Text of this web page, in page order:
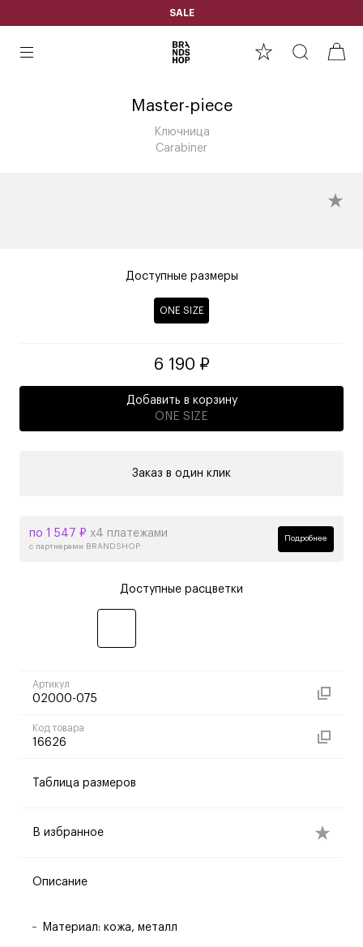
SALE
Master-piece
Ключница
Carabiner
Доступные размеры
ONE SIZE
6 190 ₽
Добавить в корзину
ONE SIZE
Заказ в один клик
по 1 547 ₽ х4 платежами
с партнерами BRANDSHOP
Подробнее
Доступные расцветки
Артикул
02000-075
Код товара
16626
Таблица размеров
В избранное
Описание
Материал: кожа, металл